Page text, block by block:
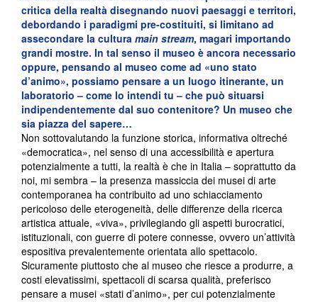
critica della realtà disegnando nuovi paesaggi e territori,
debordando i paradigmi pre-costituiti, si limitano ad
assecondare la cultura main stream, magari importando
grandi mostre. In tal senso il museo è ancora necessario
oppure, pensando al museo come ad «uno stato
d’animo», possiamo pensare a un luogo itinerante, un
laboratorio– come lo intendi tu – che può situarsi
indipendentemente dal suo contenitore? Un museo che
sia piazza del sapere…
Non sottovalutando la funzione storica, informativa oltreché
«democratica», nel senso di una accessibilità e apertura
potenzialmente a tutti, la realtà è che in Italia – soprattutto da
noi, mi sembra – la presenza massiccia dei musei di arte
contemporanea ha contribuito ad uno schiacciamento
pericoloso delle eterogeneità, delle differenze della ricerca
artistica attuale, «viva», privilegiando gli aspetti burocratici,
istituzionali, con guerre di potere connesse, ovvero un’attività
espositiva prevalentemente orientata allo spettacolo.
Sicuramente piuttosto che al museo che riesce a produrre, a
costi elevatissimi, spettacoli di scarsa qualità, preferisco
pensare a musei «stati d’animo», per cui potenzialmente